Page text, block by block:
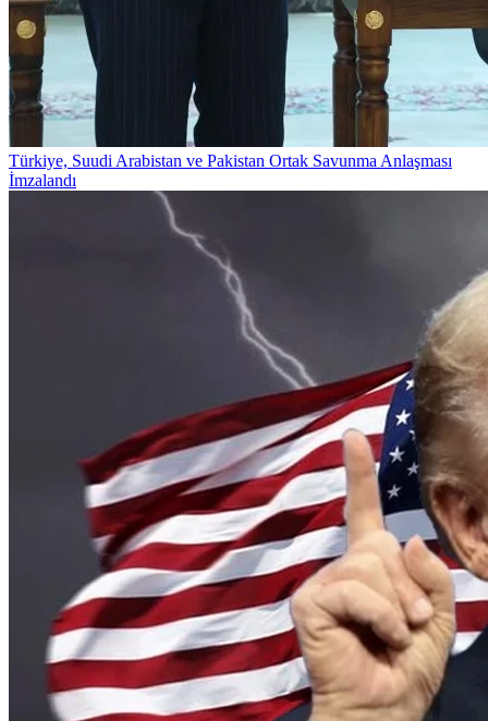
Türkiye, Suudi Arabistan ve Pakistan Ortak Savunma Anlaşması
İmzalandı